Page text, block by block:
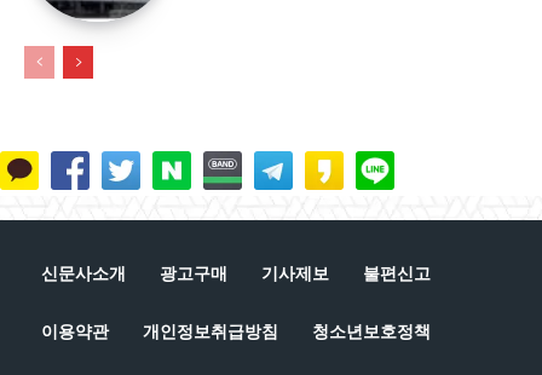
신문사소개 광고구매 기사제보 불편신고
이용약관 개인정보취급방침 청소년보호정책